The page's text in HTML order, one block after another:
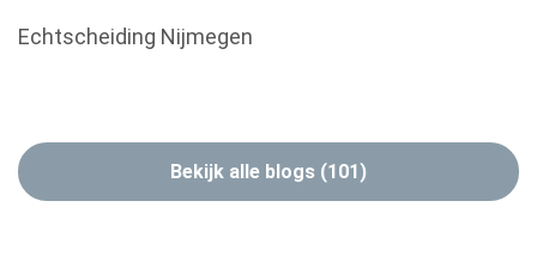
Echtscheiding Nijmegen
Bekijk alle blogs (101)